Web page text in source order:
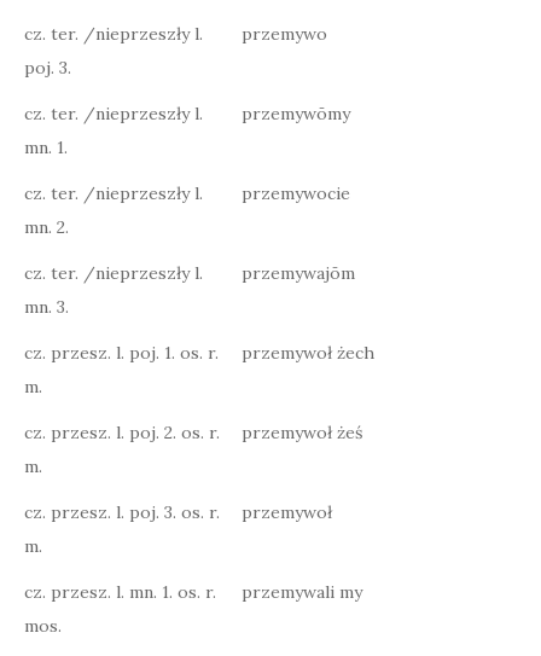
cz. ter. /nieprzeszły l.
poj. 3.
przemywo
cz. ter. /nieprzeszły l.
mn. 1.
przemywōmy
cz. ter. /nieprzeszły l.
mn. 2.
przemywocie
cz. ter. /nieprzeszły l.
mn. 3.
przemywajōm
cz. przesz. l. poj. 1. os. r.
m.
przemywoł żech
cz. przesz. l. poj. 2. os. r.
m.
przemywoł żeś
cz. przesz. l. poj. 3. os. r.
m.
przemywoł
cz. przesz. l. mn. 1. os. r.
mos.
przemywali my